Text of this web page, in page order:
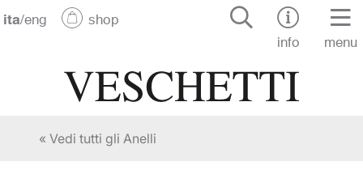
ita/eng
shop
info
menu
« Vedi tutti gli Anelli